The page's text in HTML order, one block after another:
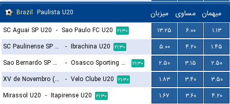
Brazil Paulista U20 میزبان مساوی میهمان
SC Aguai SP U20 - Sao Paulo FC U20 ۲۱:۳۰ ۱۳.۲۵ ۶.۰۰
۱.۱۳
SC Paulinense SP U20
- Ibrachina U20 ۲۱:۳۰ ۵.۰۰ ۴.۲۰
۱.۴۵
Sao Bernardo SP U20
- Osasco Sporting SP U20 ۲۱:۳۰ ۲.۵۰ ۳.۱۵
۲.۵۰
XV de Novembro (Piracicaba) U20
- Velo Clube U20 ۲۱:۳۰ ۱.۸۳ ۳.۴۰
۳.۵۰
Mirassol U20 - Itapirense U20 ۲۱:۳۰ ۱.۶۷ ۳.۶۰
۴.۲۰